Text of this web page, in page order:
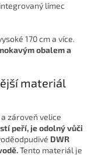
límec
170 cm a více.
obalem a
materiál
zároveň velice
peří, je odolný vůči
DWR
Tento materiál je